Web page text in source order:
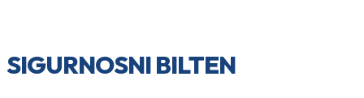
SIGURNOSNI BILTEN